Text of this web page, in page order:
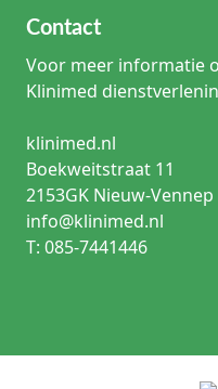
Contact
Voor meer informatie
Klinimed
klinimed.nl
Boekweitstraat 11
2153GK Nieuw-Vennep
info@klinimed.nl
T: 085-7441446